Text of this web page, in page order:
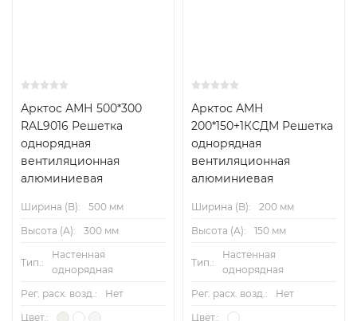
Арктос АМН 500*300
RAL9016 Решетка
однорядная
вентиляционная
алюминиевая
Ширина (B):
500 мм
Высота (А):
300 мм
Тип.:
Настенная
однорядная
Рег. расх. возд.:
Нет
Цвет.:
Арктос АМН
200*150+1КСДМ Решетка
однорядная
вентиляционная
алюминиевая
Ширина (B):
200 мм
Высота (А):
150 мм
Тип.:
Настенная
однорядная
Рег. расх. возд.:
Нет
Цвет.: